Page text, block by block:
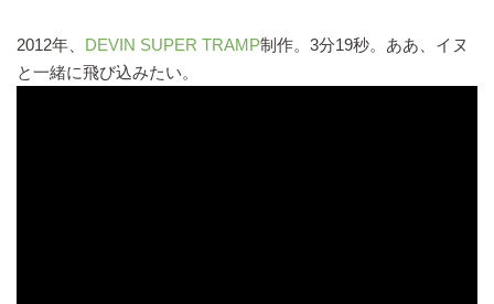
2012年、 DEVIN SUPER TRAMP制作。3分19秒。ああ、イヌ
と一緒に飛び込みたい。